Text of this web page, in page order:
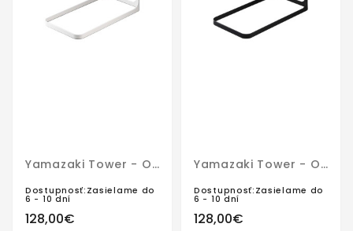
Yamazaki Tower - Odkladací Stolík 7202 Biely
Dostupnosť:Zasielame do
6 - 10 dní
128,00€
Yamazaki Tower - Odkladací Stolík 7203
Dostupnosť:Zasielame do
6 - 10 dní
128,00€